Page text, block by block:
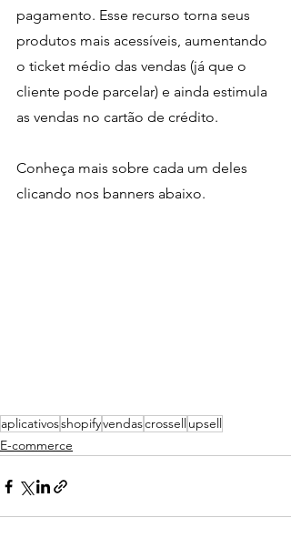
pagamento. Esse recurso torna seus
produtos mais acessíveis, aumentando
o ticket médio das vendas (já que o
cliente pode parcelar) e ainda estimula
as vendas no cartão de crédito.
Conheça mais sobre cada um deles
clicando nos banners abaixo.
aplicativosshopifyvendascrossellupsell
E-commerce